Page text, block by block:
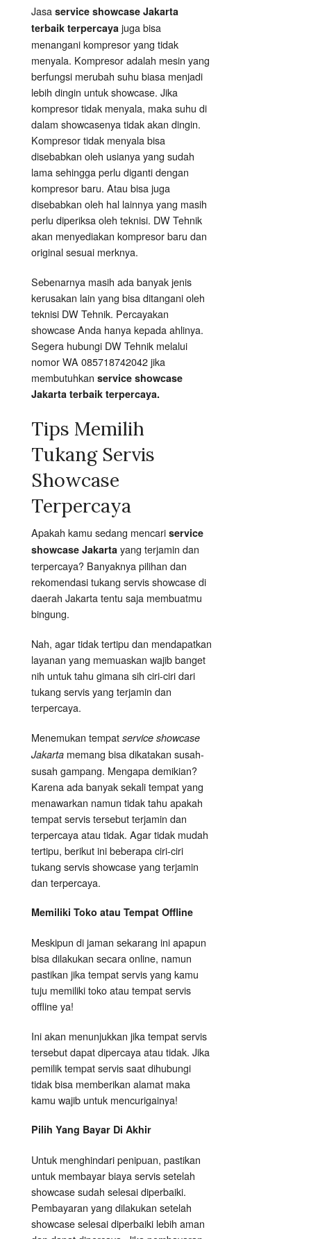
Jasa service showcase Jakarta
terbaik terpercaya juga bisa
menangani kompresor yang tidak
menyala. Kompresor adalah mesin yang
berfungsi merubah suhu biasa menjadi
lebih dingin untuk showcase. Jika
kompresor tidak menyala, maka suhu di
dalam showcasenya tidak akan dingin.
Kompresor tidak menyala bisa
disebabkan oleh usianya yang sudah
lama sehingga perlu diganti dengan
kompresor baru. Atau bisa juga
disebabkan oleh hal lainnya yang masih
perlu diperiksa oleh teknisi. DW Tehnik
akan menyediakan kompresor baru dan
original sesuai merknya.
Sebenarnya masih ada banyak jenis
kerusakan lain yang bisa ditangani oleh
teknisi DW Tehnik. Percayakan
showcase Anda hanya kepada ahlinya.
Segera hubungi DW Tehnik melalui
nomor WA 085718742042 jika
membutuhkan service showcase
Jakarta terbaik terpercaya.
Tips Memilih
Tukang Servis
Showcase
Terpercaya
Apakah kamu sedang mencari service
showcase Jakarta yang terjamin dan
terpercaya? Banyaknya pilihan dan
rekomendasi tukang servis showcase di
daerah Jakarta tentu saja membuatmu
bingung.
Nah, agar tidak tertipu dan mendapatkan
layanan yang memuaskan wajib banget
nih untuk tahu gimana sih ciri-ciri dari
tukang servis yang terjamin dan
terpercaya.
Menemukan tempat service showcase
Jakarta memang bisa dikatakan susah-
susah gampang. Mengapa demikian?
Karena ada banyak sekali tempat yang
menawarkan namun tidak tahu apakah
tempat servis tersebut terjamin dan
terpercaya atau tidak. Agar tidak mudah
tertipu, berikut ini beberapa ciri-ciri
tukang servis showcase yang terjamin
dan terpercaya.
Memiliki Toko atau Tempat Offline
Meskipun di jaman sekarang ini apapun
bisa dilakukan secara online, namun
pastikan jika tempat servis yang kamu
tuju memiliki toko atau tempat servis
offline ya!
Ini akan menunjukkan jika tempat servis
tersebut dapat dipercaya atau tidak. Jika
pemilik tempat servis saat dihubungi
tidak bisa memberikan alamat maka
kamu wajib untuk mencurigainya!
Pilih Yang Bayar Di Akhir
Untuk menghindari penipuan, pastikan
untuk membayar biaya servis setelah
showcase sudah selesai diperbaiki.
Pembayaran yang dilakukan setelah
showcase selesai diperbaiki lebih aman